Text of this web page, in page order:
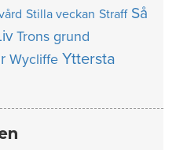
Stilla veckan Straff Så
Trons grund
Wycliffe Yttersta